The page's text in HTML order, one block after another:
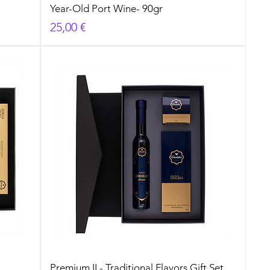
Year-Old Port Wine- 90gr
Prezzo
25,00 €
Premium II - Traditional Flavors Gift Set